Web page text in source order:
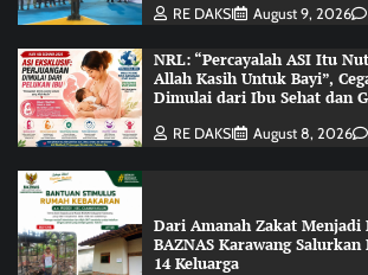
RE DAKSI August 9, 2026
NRL: “Percayalah ASI Itu
Allah Kasih Untuk Bayi”,
Dimulai dari Ibu Sehat dan
RE DAKSI August 8, 2026
Dari Amanah Zakat Menjadi
BAZNAS Karawang
14 Keluarga